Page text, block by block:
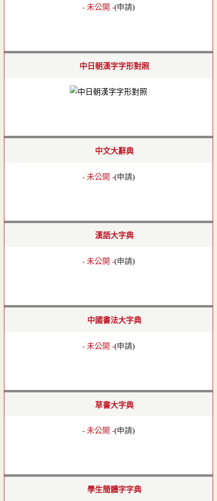
- 未公開 -(申請)
中日朝漢字字形對照
中文大辭典
- 未公開 -(申請)
漢語大字典
- 未公開 -(申請)
中國書法大字典
- 未公開 -(申請)
草書大字典
- 未公開 -(申請)
學生簡體字字典